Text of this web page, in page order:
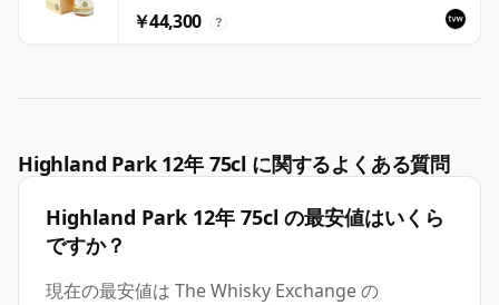
￥44,300 ?
Highland Park 12年 75cl に関するよくある質問
Highland Park 12年 75cl の最安値はいくら
ですか？
現在の最安値は The Whisky Exchange の